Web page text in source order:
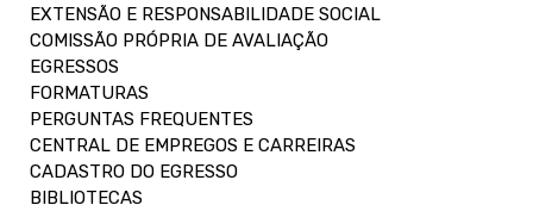
EXTENSÃO E RESPONSABILIDADE SOCIAL
COMISSÃO PRÓPRIA DE AVALIAÇÃO
EGRESSOS
FORMATURAS
PERGUNTAS FREQUENTES
CENTRAL DE EMPREGOS E CARREIRAS
CADASTRO DO EGRESSO
BIBLIOTECAS